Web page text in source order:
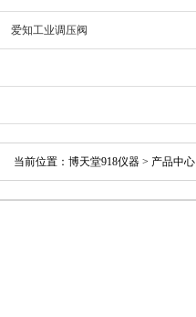
爱知工业调压阀
当前位置： 博天堂918仪器 > 产品中心